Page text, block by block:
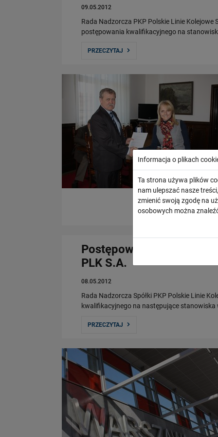
09.05.2012
Rada Nadzorcza PKP Polskie Linie Kolejowe
postępowania kwalifikacyjnego na
PRZECZYTAJ
Postępowanie
PLK S.A.
08.05.2012
Rada Nadzorcza Spółki PKP Polskie Linie
kwalifikacyjnego na następujące stanowiska
PRZECZYTAJ
Informacja o plikach
Ta strona używa plików
nam ulepszać nasze
zmienić swoją zgodę na
osobowych można